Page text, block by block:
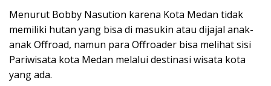
Menurut Bobby Nasution karena Kota Medan tidak
memiliki hutan yang bisa di masukin atau dijajal anak-
anak Offroad, namun para Offroader bisa melihat sisi
Pariwisata kota Medan melalui destinasi wisata kota
yang ada.